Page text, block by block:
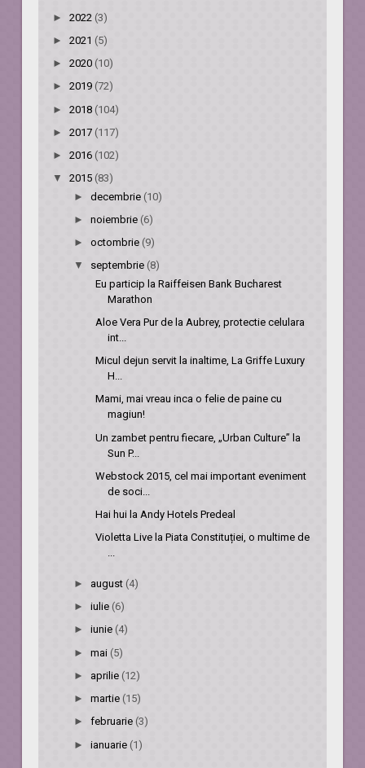
►2022 (3)
►2021(5)
►2020 (10)
►2019 (72)
►2018 (104)
►2017(117)
►2016 (102)
▼2015(83)
► decembrie (10)
► noiembrie (6)
► octombrie (9)
▼ septembrie (8)
Eu particip la Raiffeisen Bank Bucharest
Marathon
Aloe Vera Pur de la Aubrey, protectie celulara
int...
Micul dejun servit la inaltime, La Griffe Luxury
H...
Mami, mai vreau inca o felie de paine cu
magiun!
Un zambet pentru fiecare, „Urban Culture” la
Sun P...
Webstock 2015, cel mai important eveniment
de soci...
Hai hui la Andy Hotels Predeal
Violetta Live la Piata Constituției, o multime de
...
► august (4)
► iulie (6)
► iunie (4)
► mai (5)
► aprilie (12)
► martie (15)
► februarie (3)
► ianuarie (1)